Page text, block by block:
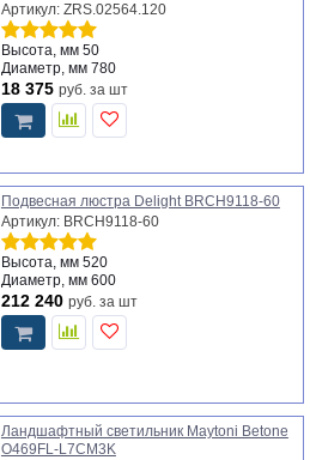
Артикул: ZRS.02564.120
Высота, мм 50
Диаметр, мм 780
18 375 руб. за шт
Подвесная люстра Delight BRCH9118-60
Артикул: BRCH9118-60
Высота, мм 520
Диаметр, мм 600
212 240 руб. за шт
Ландшафтный светильник Maytoni Betone
O469FL-L7CM3K